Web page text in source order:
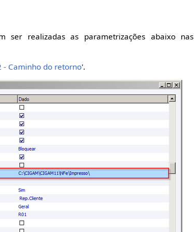
ser realizadas as parametrizações abaixo nas
- Caminho do retorno'.